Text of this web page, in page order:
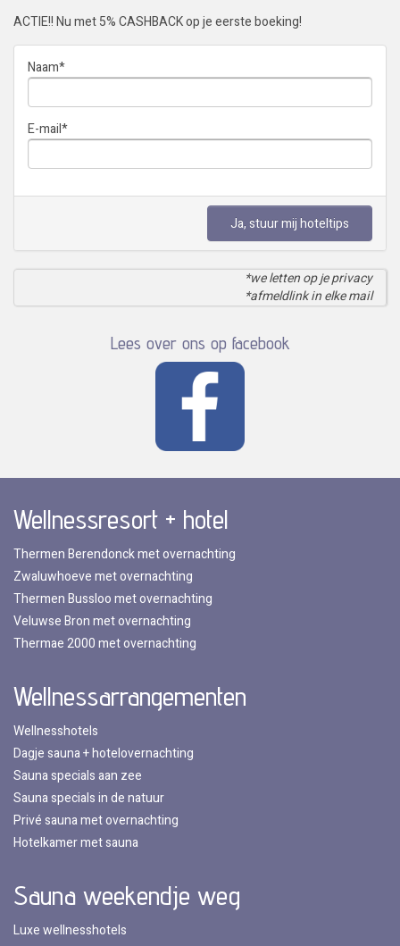
ACTIE!! Nu met 5% CASHBACK op je eerste boeking!
Naam*
E-mail*
Ja, stuur mij hoteltips
*we letten op je privacy
*afmeldlink in elke mail
Lees over ons op facebook
Wellnessresort + hotel
Thermen Berendonck met overnachting
Zwaluwhoeve met overnachting
Thermen Bussloo met overnachting
Veluwse Bron met overnachting
Thermae 2000 met overnachting
Wellnessarrangementen
Wellnesshotels
Dagje sauna + hotelovernachting
Sauna specials aan zee
Sauna specials in de natuur
Privé sauna met overnachting
Hotelkamer met sauna
Sauna weekendje weg
Luxe wellnesshotels